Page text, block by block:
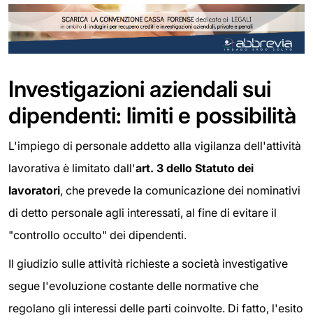
Investigazioni aziendali sui
dipendenti: limiti e possibilità
L'impiego di personale addetto alla vigilanza dell'attività
lavorativa è limitato dall'art. 3 dello Statuto dei
lavoratori, che prevede la comunicazione dei nominativi
di detto personale agli interessati, al fine di evitare il
"controllo occulto" dei dipendenti.
Il giudizio sulle attività richieste a società investigative
segue l'evoluzione costante delle normative che
regolano gli interessi delle parti coinvolte. Di fatto, l'esito